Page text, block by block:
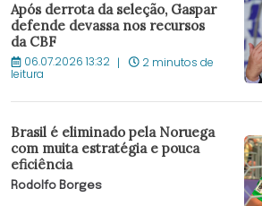
Após derrota da seleção, Gaspar
defende devassa nos recursos
da CBF
06.07.2026 13:32 2 minutos de
leitura
Brasil é eliminado pela Noruega
com muita estratégia e pouca
eficiência
Rodolfo Borges